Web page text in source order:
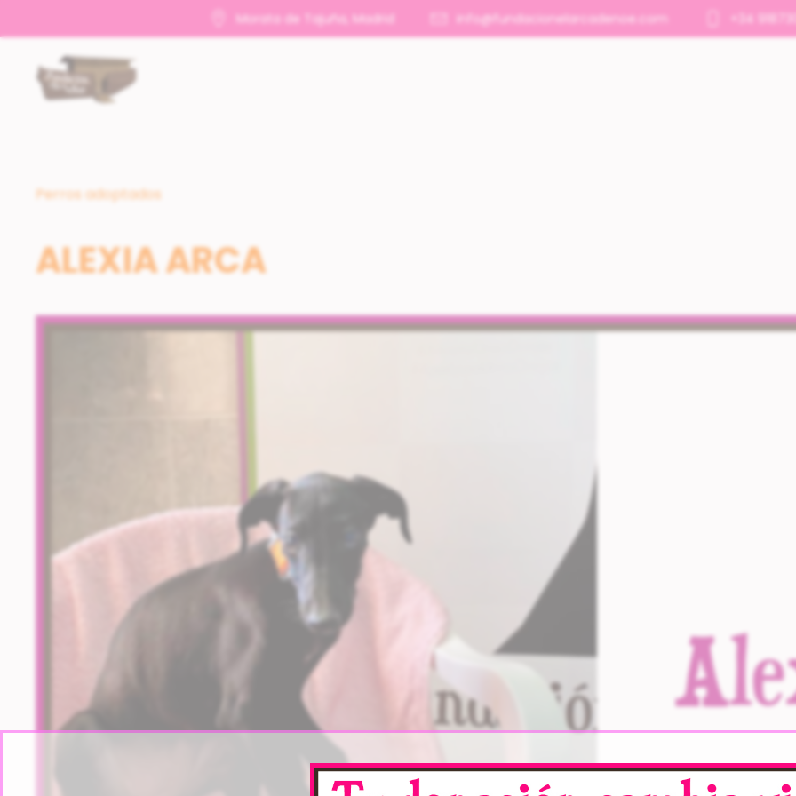
Morata de Tajuña, Madrid info@fundacionelarcadenoe.com +34
Perros adoptados
ALEXIA ARCA